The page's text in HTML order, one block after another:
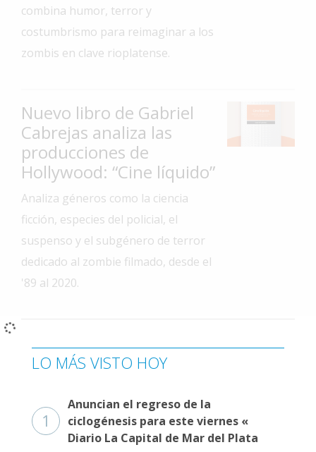
Interés
General
La
Arte
Espectáculos
Policiales
Cartelera
Fotos
de
Familia
combina humor, terror y
costumbrismo para reimaginar a los
zombis en clave rioplatense.
Nuevo libro de Gabriel
Cabrejas analiza las
producciones de
Hollywood: “Cine líquido”
Analiza géneros como la ciencia
ficción, especies del policial, el
suspenso y el subgénero de terror
dedicado al zombie filmado, desde el
'89 al 2020.
LO MÁS VISTO HOY
1
Anuncian el regreso de la
ciclogénesis para este viernes «
Diario La Capital de Mar del Plata